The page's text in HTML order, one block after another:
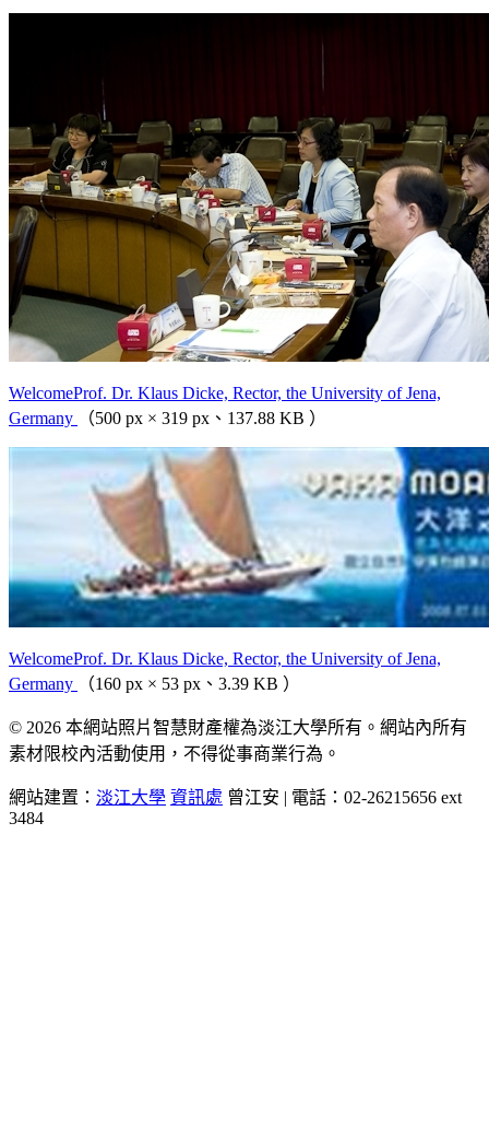
WelcomeProf. Dr. Klaus Dicke, Rector, the University of Jena,
Germany
（500 px × 319 px、137.88 KB ）
WelcomeProf. Dr. Klaus Dicke, Rector, the University of Jena,
Germany
（160 px × 53 px、3.39 KB ）
© 2026 本網站照片智慧財產權為淡江大學所有。網站內所有
素材限校內活動使用，不得從事商業行為。
網站建置： 淡江大學 資訊處 曾江安 | 電話：02-26215656 ext
3484